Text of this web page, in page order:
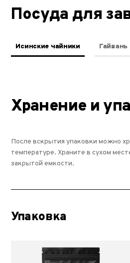
Посуда для
Исинские чайники Гайвань
Хранение и
После вскрытия упаковки можно
температуре. Храните в сухом
закрытой емкости.
Упаковка